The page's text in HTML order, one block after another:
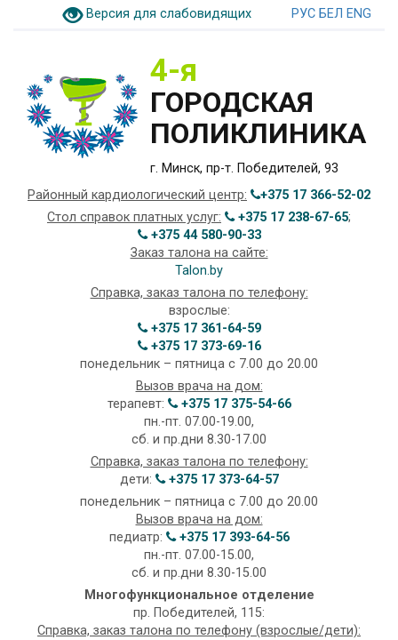
Версия для слабовидящих РУС БЕЛ ENG
4-я
ГОРОДСКАЯ
ПОЛИКЛИНИКА
г. Минск, пр-т. Победителей, 93
Районный кардиологический центр:
+375 17 366-52-02
Стол справок платных услуг:
+375 17 238-67-65;
+375 44 580-90-33
Заказ талона на сайте:
Talon.by
Справка, заказ талона по телефону:
взрослые:
+375 17 361-64-59
+375 17 373-69-16
понедельник – пятница с 7.00 до 20.00
Вызов врача на дом:
терапевт:
+375 17 375-54-66
пн.-пт. 07.00-19.00,
сб. и пр.дни 8.30-17.00
Справка, заказ талона по телефону:
дети:
+375 17 373-64-57
понедельник – пятница с 7.00 до 20.00
Вызов врача на дом:
педиатр:
+375 17 393-64-56
пн.-пт. 07.00-15.00,
сб. и пр.дни 8.30-15.00
Многофункциональное отделение
пр. Победителей, 115:
Справка, заказ талона по телефону (взрослые/дети):